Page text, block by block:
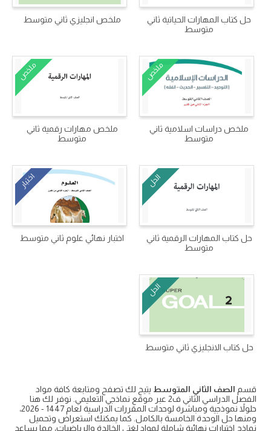
حل كتاب المهارات الحياتية ثاني
متوسط
ملخص انجليزي ثاني متوسط
ملخص
ملخص دراسات اسلامية ثاني
متوسط
ملخص
ملخص مهارات رقمية ثاني
متوسط
الحل
حل كتاب المهارات الرقمية ثاني
متوسط
اختبار
اختبار نهائي علوم ثاني متوسط
الحل
حل كتاب الانجليزي ثاني متوسط
قسم الصف الثاني المتوسط يتيح لك تصفح ومتابعة كافة مواد
الفصل الدراسي الثاني ف2 عبر موقع نماذجي التعليمي. نوفر لك هنا
حلولاً نموذجية ومباشرة لوحدات المقررات الدراسية لعام 1447 - 2026،
ومنها حل الوحدة الخامسة بالكامل. كما يمكنك استعراض وتحميل
نماذج اختبارات نهائية شاملة لمواد لغتي الخالدة والرياضيات، مما يساعد